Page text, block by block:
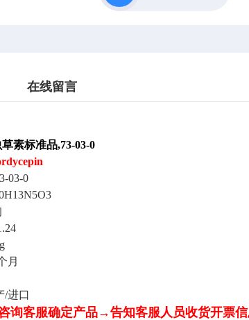
在线留言
素标准品,73-03-0
03-0
月
/进口
询客服确定产品→告知客服人员收货开票